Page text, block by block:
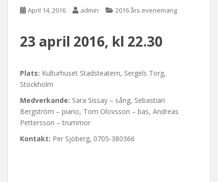
April 14, 2016 admin 2016 års evenemang
23 april 2016, kl 22.30
Plats: Kulturhuset Stadsteatern, Sergels Torg,
Stockholm
Medverkande: Sara Sissay – sång, Sebastian
Bergström – piano, Tom Olovsson – bas, Andreas
Pettersson – trummor
Kontakt: Per Sjöberg, 0705-380366